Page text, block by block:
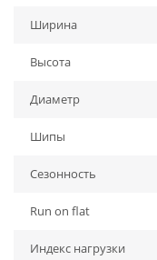
Ширина
Высота
Диаметр
Шипы
Сезонность
Run on flat
Индекс нагрузки